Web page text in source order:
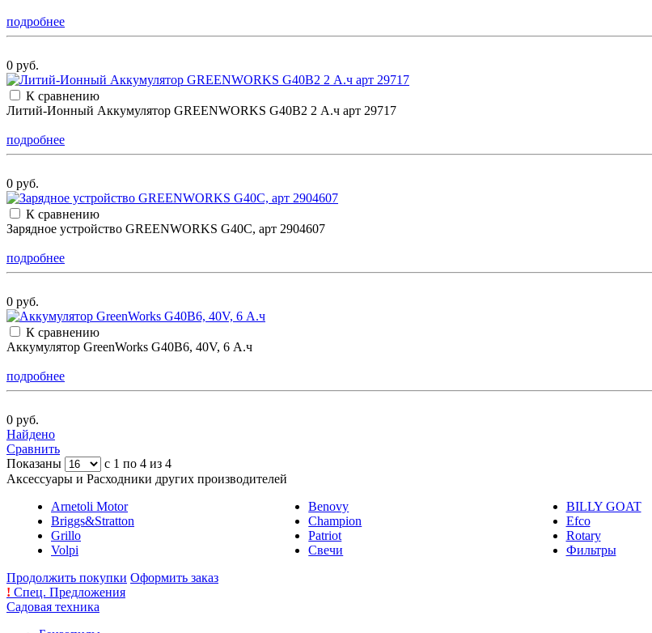
подробнее
0 руб.
К сравнению
Литий-Ионный Аккумулятор GREENWORKS G40B2 2 А.ч арт 29717
подробнее
0 руб.
К сравнению
Зарядное устройство GREENWORKS G40C, арт 2904607
подробнее
0 руб.
К сравнению
Аккумулятор GreenWorks G40B6, 40V, 6 А.ч
подробнее
0 руб.
Найдено
Сравнить
Показаны
с 1 по 4 из 4
Аксессуары и Расходники других производителей
Arnetoli Motor
Benovy BILLY GOAT
Briggs&Stratton
Champion Efco
Grillo
Patriot Rotary
Volpi
Свечи Фильтры
Продолжить покупки Оформить заказ
! Спец. Предложения
Садовая техника